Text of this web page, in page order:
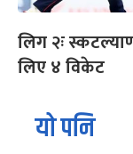
लिग २ः
लिए ४ विकेट
यो पनि